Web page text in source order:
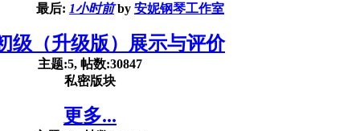
最后: 1小时前by 安妮钢琴工作室
级（升级版）展示与评价
主题:5, 帖数:30847
私密版块
更多...